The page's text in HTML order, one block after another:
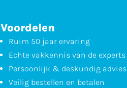
Voordelen
Ruim 50 jaar ervaring
Echte vakkennis van de experts
Persoonlijk & deskundig advies
Veilig bestellen en betalen